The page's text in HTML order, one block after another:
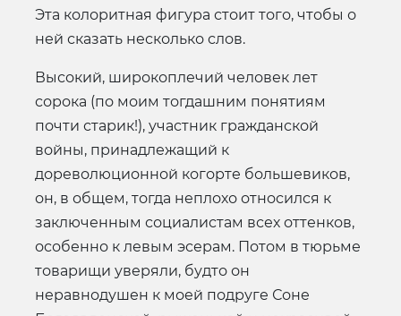
Эта колоритная фигура стоит того, чтобы о
ней сказать несколько слов.
Высокий, широкоплечий человек лет
сорока (по моим тогдашним понятиям
почти старик!), участник гражданской
войны, принадлежащий к
дореволюционной когорте большевиков,
он, в общем, тогда неплохо относился к
заключенным социалистам всех оттенков,
особенно к левым эсерам. Потом в тюрьме
товарищи уверяли, будто он
неравнодушен к моей подруге Соне